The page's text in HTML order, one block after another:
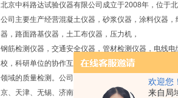
欢迎您！
来自局
北京中科路达试验仪器有限公司成立于2008年，位于
公司主要生产经营混凝土仪器，砂浆仪器，涂料仪器
器，路面路基仪器，土工布仪器，压力机，
钢筋检测仪器，交通安全仪器，管材检测仪器，电线
校，科研单位的协作互补，以实现新产品开发的高起
领域的质量检测。公司承接各种新建试验室的总体规
京、天津、无锡、济南等厂家的仪器设备，严把质量关